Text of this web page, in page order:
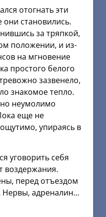
отогнать эти
становились.
за тряпкой,
положении, и из-
на мгновение
простого белого
зазвенело,
знакомое тепло.
неумолимо
еще не
упираясь в
уговорить себя
воздержания.
перед отъездом
Нервы, адреналин…